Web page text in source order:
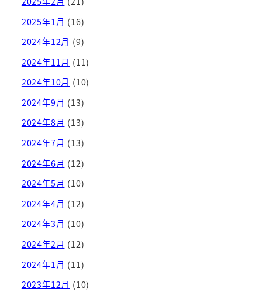
2025年1月 (16)
2024年12月 (9)
2024年11月 (11)
2024年10月 (10)
2024年9月 (13)
2024年8月 (13)
2024年7月 (13)
2024年6月 (12)
2024年5月 (10)
2024年4月 (12)
2024年3月 (10)
2024年2月 (12)
2024年1月 (11)
2023年12月 (10)